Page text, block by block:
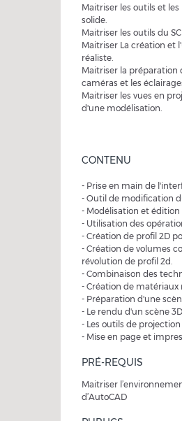
Maitriser les outils et
solide.
Maitriser les outils du
Maitriser La création et
Maitriser la préparation
caméras et les
Maitriser les vues en
d'une modélisation.
CONTENU
- Prise en main de
- Outil de modification
- Modélisation et
- Utilisation des
- Création de profil 2D
- Création de volumes
révolution de profil 2d.
- Combinaison des
- Création de matériaux
- Préparation d'une
- Le rendu d'un scène
- Les outils de
- Mise en page et
PRÉ-REQUIS
Maitriser
d’AutoCAD